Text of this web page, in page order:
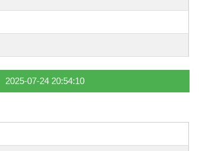
2025-07-24 20:54:10